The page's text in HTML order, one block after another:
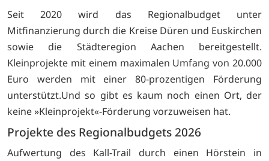
Seit 2020 wird das Regionalbudget unter
Mitfinanzierung durch die Kreise Düren und Euskirchen
sowie die Städteregion Aachen bereitgestellt.
Kleinprojekte mit einem maximalen Umfang von 20.000
Euro werden mit einer 80-prozentigen Förderung
unterstützt.Und so gibt es kaum noch einen Ort, der
keine »Kleinprojekt«-Förderung vorzuweisen hat.
Projekte des Regionalbudgets 2026
Aufwertung des Kall-Trail durch einen Hörstein in